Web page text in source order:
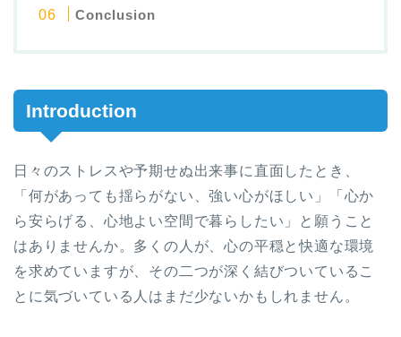
Conclusion
Introduction
日々のストレスや予期せぬ出来事に直面したとき、
「何があっても揺らがない、強い心がほしい」「心か
ら安らげる、心地よい空間で暮らしたい」と願うこと
はありませんか。多くの人が、心の平穏と快適な環境
を求めていますが、その二つが深く結びついているこ
とに気づいている人はまだ少ないかもしれません。